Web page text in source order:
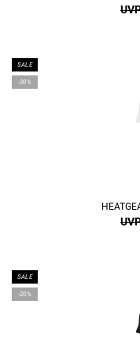
SALE
-30%
SALE
-20%